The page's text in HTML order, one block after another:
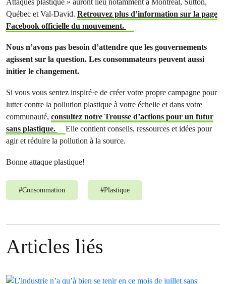
Québec et Val-David. Retrouvez plus d’information sur la page
Facebook officielle du mouvement.
Nous n’avons pas besoin d’attendre que les gouvernements
agissent sur la question. Les consommateurs peuvent aussi
initier le changement.
Si vous vous sentez inspiré·e de créer votre propre campagne pour
lutter contre la pollution plastique à votre échelle et dans votre
communauté, consultez notre Trousse d’actions pour un futur
sans plastique.
Elle contient conseils, ressources et idées pour
agir et réduire la pollution à la source.
Bonne attaque plastique!
#Consommation #Plastique
Articles liés